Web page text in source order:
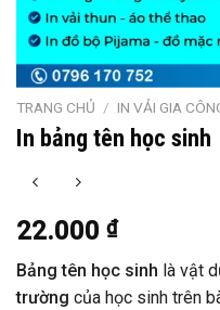
TRANG CHỦ / IN VẢI GIA
In bảng tên học sinh
22.000 ₫
Bảng tên học sinh là vật
trường của học sinh trên